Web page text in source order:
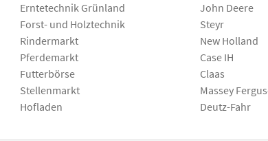
Erntetechnik Grünland
Forst- und Holztechnik
Rindermarkt
Pferdemarkt
Futterbörse
Stellenmarkt
Hofladen
John Deere
Steyr
New Holland
Case IH
Claas
Massey
Deutz-Fahr